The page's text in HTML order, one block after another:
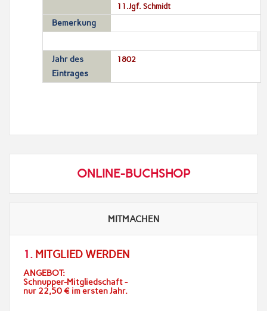
11.Jgf. Schmidt
Bemerkung
Jahr des
Eintrages
1802
ONLINE-BUCHSHOP
MITMACHEN
1. MITGLIED WERDEN
ANGEBOT:
Schnupper-Mitgliedschaft -
nur 22,50 € im ersten Jahr.